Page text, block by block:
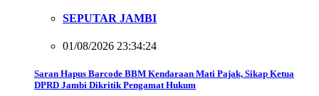
SEPUTAR JAMBI
01/08/2026 23:34:24
Saran Hapus Barcode BBM Kendaraan Mati Pajak, Sikap Ketua
DPRD Jambi Dikritik Pengamat Hukum